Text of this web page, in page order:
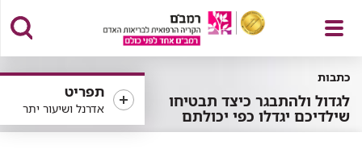
פתח
תפריט
אדרנל ושיעור יתר
כתבות
לגדול ולהתבגר כיצד תבטיחו
שילדיכם יגדלו כפי יכולתם